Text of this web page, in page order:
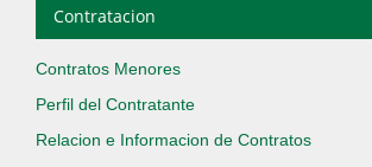
Contratacion
Contratos Menores
Perfil del Contratante
Relacion e Informacion de Contratos